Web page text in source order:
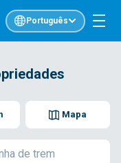
Português
Mapa